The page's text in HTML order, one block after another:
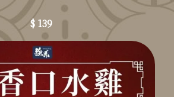
$ 139